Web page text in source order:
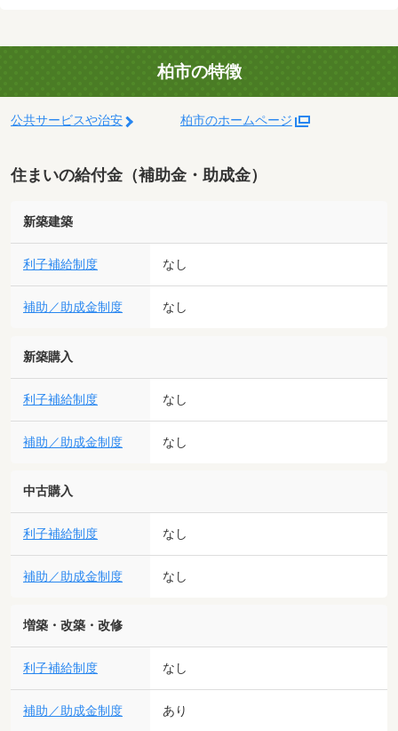
柏市の特徴
公共サービスや治安 柏市のホームページ
住まいの給付金（補助金・助成金）
新築建築
利子補給制度 なし
補助／助成金制度 なし
新築購入
利子補給制度 なし
補助／助成金制度 なし
中古購入
利子補給制度 なし
補助／助成金制度 なし
増築・改築・改修
利子補給制度 なし
補助／助成金制度 あり